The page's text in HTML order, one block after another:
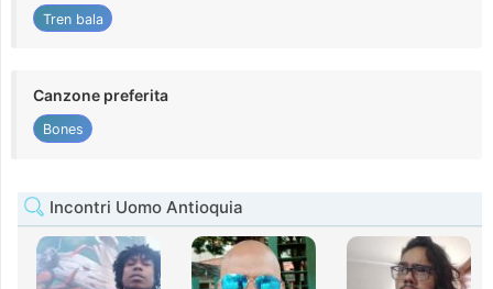
Tren bala
Canzone preferita
Bones
Incontri Uomo Antioquia